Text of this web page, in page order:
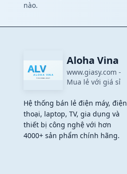
nào.
Aloha Vina
www.giasy.com -
Mua lẻ với giá sỉ
Hệ thống bán lẻ điện máy, điện
thoại, laptop, TV, gia dụng và
thiết bị công nghệ với hơn
4000+ sản phẩm chính hãng.